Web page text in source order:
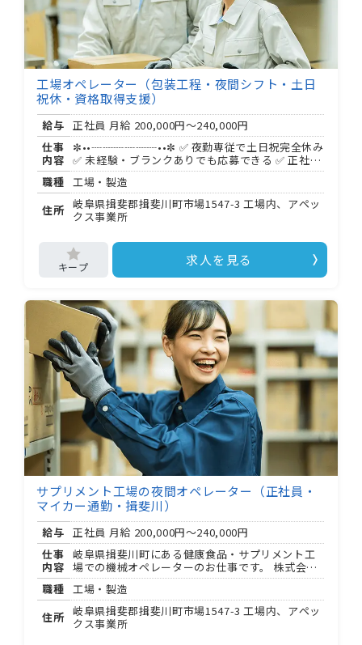
工場オペレーター（包装工程・夜間シフト・土日
祝休・資格取得支援）
給与 正社員 月給 200,000円～240,000円
仕事
内容
✼••┈┈┈┈┈┈••✼ ✅ 夜勤専従で土日祝完全休み
✅ 未経験・ブランクありでも応募できる ✅ 正社員
（直接雇用・無期）での採用 ✼••┈┈┈┈┈┈••✼
岐阜県揖斐川町にある健康食品・サプリメント製
造工場で、包装ラインの機械オペレーターを担当
します。 ＜具体的な業務＞ ・粉末原料の投入（空
気輸送機使用が約 割、手作業が約 割で 〜 程度）
ェック ・機械の洗浄・分解・組み立て 作業はすべ
て 人 組で進めるため、初日から孤立することはあ
りません。 一人前になるまで約 年間、先輩が段階
型の作業環境なので、自分のペースで着実に業務
を覚えられます⭐ 勤務時間： ： 〜 ： （休憩 分）
増産時： ： 〜 ： になる場合あり 時間
外労働：月平均 時間
職種 工場・製造
住所 岐阜県揖斐郡揖斐川町市場1547-3 工場内、アペッ
クス事業所
求人を見る
サプリメント工場の夜間オペレーター（正社員・
マイカー通勤・揖斐川）
給与 正社員 月給 200,000円～240,000円
仕事
内容
岐阜県揖斐川町にある健康食品・サプリメント工
場での機械オペレーターのお仕事です。 株式会社
アペックスの正社員（無期・直接雇用）として、
夜勤専従で包装工程を担当します。 ◆･◆･◆･◆･
◆ 仕事内容: 工場の包装ラインで機械を操作し、
製品を安定して送り出す役割を担います。 主な流
れ: ・粉末原料を機械へ投入（空気輸送機使用が約
職種 工場・製造
住所 岐阜県揖斐郡揖斐川町市場1547-3 工場内、アペッ
クス事業所